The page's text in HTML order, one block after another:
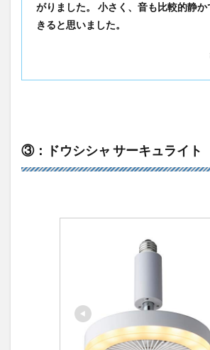
がりました。 小さく、音も比較的静
きると思いました。
③：ドウシシャ サーキュライト